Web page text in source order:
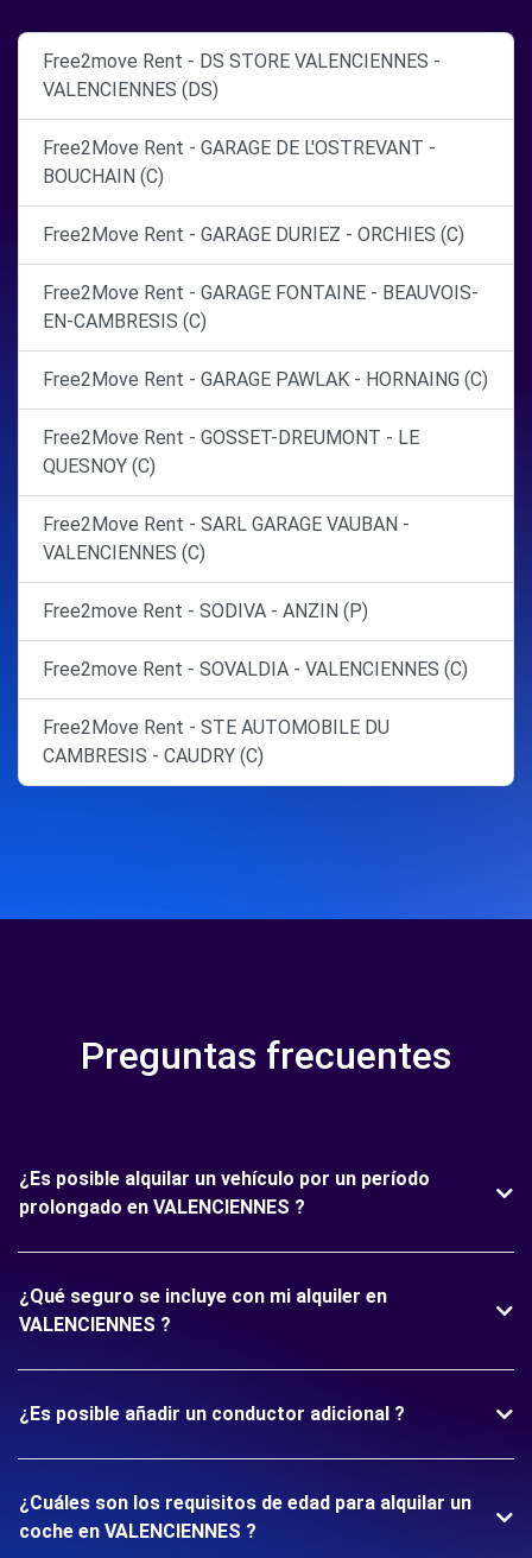
Free2move Rent - DS STORE VALENCIENNES -
VALENCIENNES (DS)
Free2Move Rent - GARAGE DE L'OSTREVANT -
BOUCHAIN (C)
Free2Move Rent - GARAGE DURIEZ - ORCHIES (C)
Free2Move Rent - GARAGE FONTAINE - BEAUVOIS-
EN-CAMBRESIS (C)
Free2Move Rent - GARAGE PAWLAK - HORNAING (C)
Free2Move Rent - GOSSET-DREUMONT - LE
QUESNOY (C)
Free2Move Rent - SARL GARAGE VAUBAN -
VALENCIENNES (C)
Free2move Rent - SODIVA - ANZIN (P)
Free2move Rent - SOVALDIA - VALENCIENNES (C)
Free2Move Rent - STE AUTOMOBILE DU
CAMBRESIS - CAUDRY (C)
Preguntas frecuentes
¿Es posible alquilar un vehículo por un período
prolongado en VALENCIENNES ?
¿Qué seguro se incluye con mi alquiler en
VALENCIENNES ?
¿Es posible añadir un conductor adicional ?
¿Cuáles son los requisitos de edad para alquilar un
coche en VALENCIENNES ?